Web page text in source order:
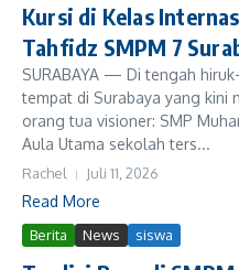
Kursi di Kelas
Tahfidz SMPM 7
SURABAYA — Di tengah
tempat di Surabaya yang kini
orang tua visioner: SMP
Aula Utama sekolah ters...
Rachel Juli 11, 2026
Read More
Berita News siswa